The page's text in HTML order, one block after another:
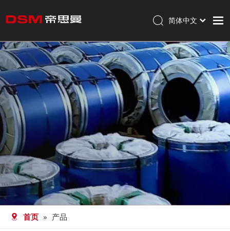
首页
走进帝思曼
产品
加工
职业发展
新闻
联系我们
简体中文
首页 » 产品